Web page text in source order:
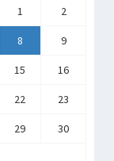
1 2
8 9
15 16
22 23
29 30